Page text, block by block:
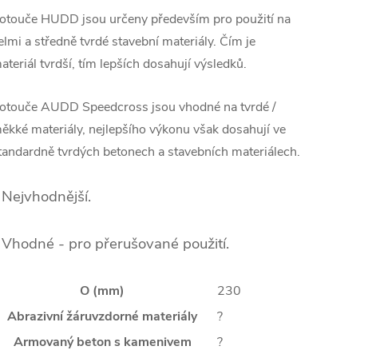
HUDD jsou určeny především pro použití na
a středně tvrdé stavební materiály. Čím je
tvrdší, tím lepších dosahují výsledků.
AUDD Speedcross jsou vhodné na tvrdé /
materiály, nejlepšího výkonu však dosahují ve
tvrdých betonech a stavebních materiálech.
- pro přerušované použití.
O (mm)
230
Abrazivní žáruvzdorné materiály
?
Armovaný beton s kamenivem
?